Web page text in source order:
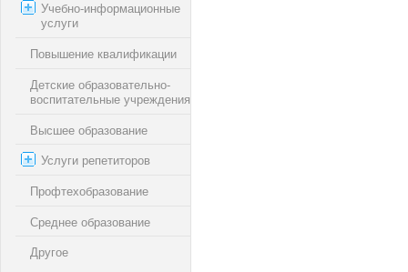
Учебно-информационные
услуги
Повышение квалификации
Детские образовательно-
воспитательные учреждения
Высшее образование
Услуги репетиторов
Профтехобразование
Среднее образование
Другое